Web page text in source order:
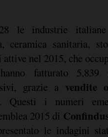
le industrie
ceramica sanitaria,
nel 2015, che
fatturato
grazie a vendite
. Questi i numeri
2015 di
le indagini